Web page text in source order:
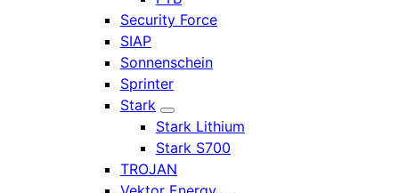
Security Force
SIAP
Sonnenschein
Sprinter
Stark
Stark Lithium
Stark S700
TROJAN